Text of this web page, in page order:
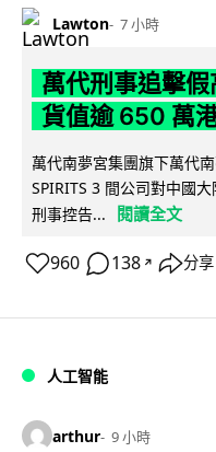
Lawton 7 小時
萬代刑事追擊
貨值逾 650 萬
萬代南夢宮集團旗下萬代
SPIRITS 3 間公司對中國
刑事控告...
閱讀全文
960 138 ↗ 分享
人工智能
arthur 9 小時